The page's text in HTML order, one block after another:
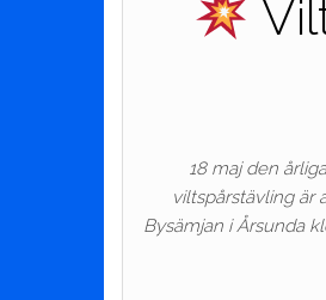
18 maj den
viltspårstävling är
Bysämjan i Årsunda